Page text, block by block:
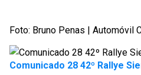
Foto: Bruno Penas | Automóvil
Comunicado 28 42º Rallye